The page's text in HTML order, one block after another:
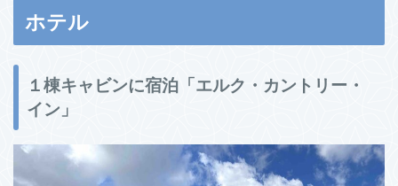
ホテル
１棟キャビンに宿泊「エルク・カントリー・
イン」